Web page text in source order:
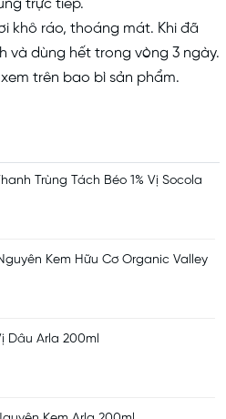
trực tiếp.
khô ráo, thoáng mát. Khi đã
và dùng hết trong vòng 3 ngày.
trên bao bì sản phẩm.
Trùng Tách Béo 1% Vị Socola
Kem Hữu Cơ Organic Valley
Dâu Arla 200ml